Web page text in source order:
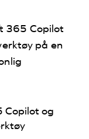
365 Copilot
på en
Copilot og